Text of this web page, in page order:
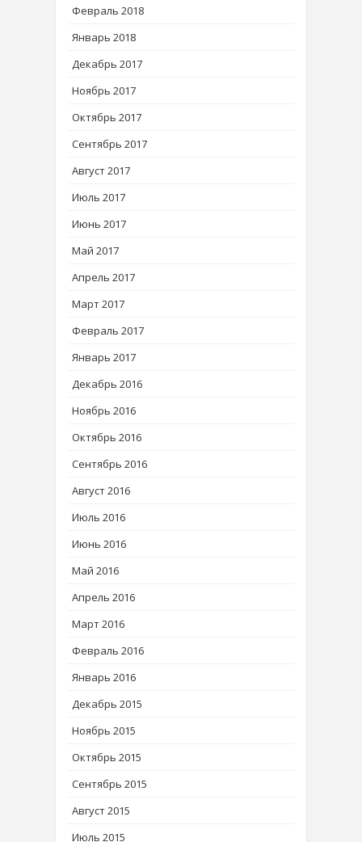
Февраль 2018
Январь 2018
Декабрь 2017
Ноябрь 2017
Октябрь 2017
Сентябрь 2017
Август 2017
Июль 2017
Июнь 2017
Май 2017
Апрель 2017
Март 2017
Февраль 2017
Январь 2017
Декабрь 2016
Ноябрь 2016
Октябрь 2016
Сентябрь 2016
Август 2016
Июль 2016
Июнь 2016
Май 2016
Апрель 2016
Март 2016
Февраль 2016
Январь 2016
Декабрь 2015
Ноябрь 2015
Октябрь 2015
Сентябрь 2015
Август 2015
Июль 2015